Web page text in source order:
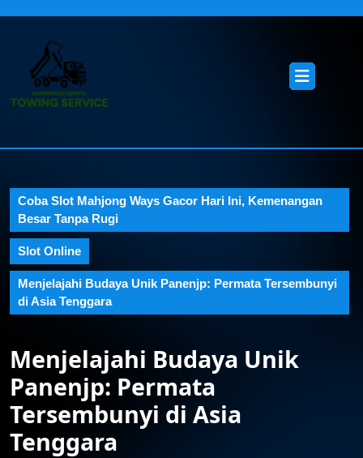
Open
Button
Coba Slot Mahjong Ways Gacor Hari Ini, Kemenangan
Besar Tanpa Rugi
Slot Online
Menjelajahi Budaya Unik Panenjp: Permata Tersembunyi
di Asia Tenggara
Menjelajahi Budaya Unik
Panenjp: Permata
Tersembunyi di Asia
Tenggara